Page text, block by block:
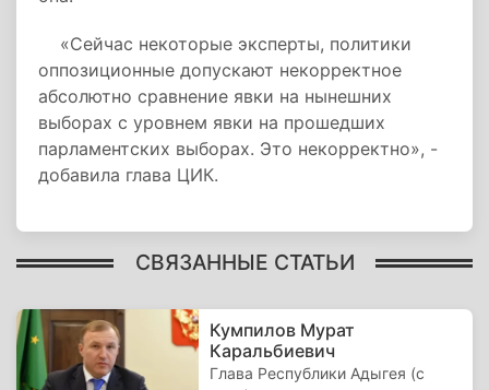
«Сейчас некоторые эксперты, политики
оппозиционные допускают некорректное
абсолютно сравнение явки на нынешних
выборах с уровнем явки на прошедших
парламентских выборах. Это некорректно», -
добавила глава ЦИК.
СВЯЗАННЫЕ СТАТЬИ
Кумпилов Мурат
Каральбиевич
Глава Республики Адыгея (с